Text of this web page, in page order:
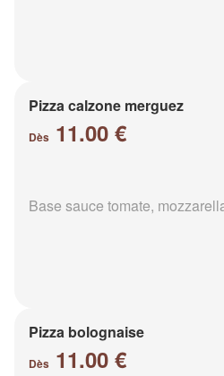
Pizza calzone merguez
Dès 11.00 €
Base sauce tomate,
Pizza bolognaise
Dès 11.00 €